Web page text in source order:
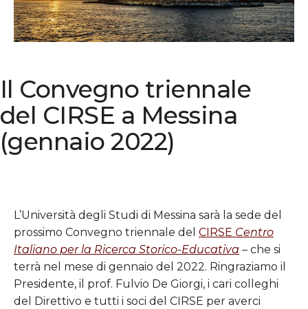
Il Convegno triennale
del CIRSE a Messina
(gennaio 2022)
L’Università degli Studi di Messina sarà la sede del
prossimo Convegno triennale del CIRSE Centro
Italiano per la Ricerca Storico-Educativa – che si
terrà nel mese di gennaio del 2022. Ringraziamo il
Presidente, il prof. Fulvio De Giorgi, i cari colleghi
del Direttivo e tutti i soci del CIRSE per averci